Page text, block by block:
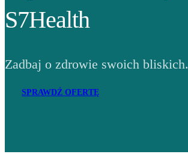
S7Health
Zadbaj o zdrowie swoich bliskich.
SPRAWDŹ OFERTĘ